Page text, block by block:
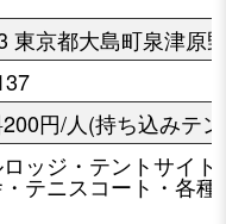
東京都大島町泉津原
円/人(持ち込みテ
ッジ・テントサイト
テニスコート・各種